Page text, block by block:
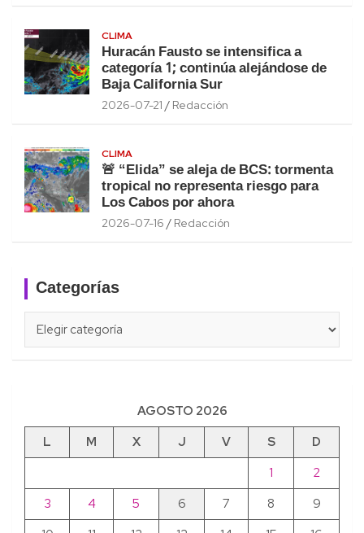
CLIMA
Huracán Fausto se intensifica a
categoría 1; continúa alejándose de
Baja California Sur
2026-07-21 Redacción
CLIMA
🚨 “Elida” se aleja de BCS: tormenta
tropical no representa riesgo para
Los Cabos por ahora
2026-07-16 Redacción
Categorías
AGOSTO 2026
L
M X J V S
D
1
2
3
4 5 6 7 8
9